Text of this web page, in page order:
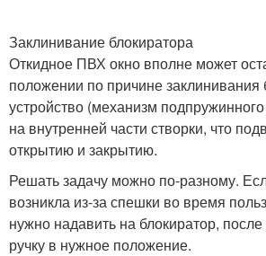
Заклинивание блокиратора
Откидное ПВХ окно вполне может
положении по причине заклинивания
устройство (механизм
на внутренней части створки, что
открытию и закрытию.
Решать задачу можно по-разному.
возникла из-за спешки во время
нужно надавить на блокиратор,
ручку в нужное положение.